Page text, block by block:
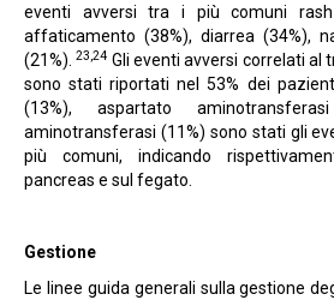
eventi avversi tra i più comuni rash
affaticamento (38%), diarrea (34%),
(21%).23,24 Gli eventi avversi correlati al
sono stati riportati nel 53% dei
(13%), aspartato
aminotransferasi (11%) sono stati gli
più comuni, indicando
pancreas e sul fegato.
Gestione
Le linee guida generali sulla gestione